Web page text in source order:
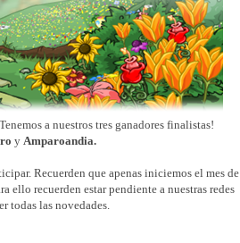
a nuestros tres ganadores finalistas!
yAmparoandia.
Recuerden que apenas iniciemos el mes de
ello recuerden estar pendiente a nuestras redes
todas las novedades.